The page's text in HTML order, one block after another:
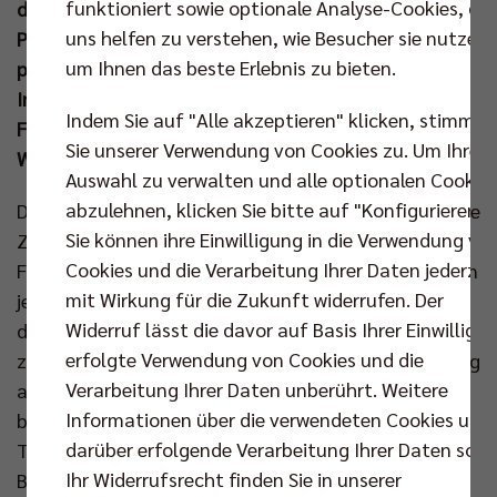
die Hauptstädter und ihre Anhänger vom achten
Pokalsieg am 02. März 2025 gegen die SWD
powervolleys Düren in der SAP Arena träumen.
Informationen zur Fanreise & Tickets im Berliner
Fanblock wird es voraussichtlich noch vor dem
Weihnachtfest geben.
Die BR Volleys ließen früh an diesem Pokalabend keine
Zweifel aufkommen, dass sie mit aller Macht ins
Finale wollten, und warfen sich mit großem Einsatz in
jeden Ball. Joel Banks schickte sein A-Team, zu dem
diesmal Florian Krage anstelle von Matthew Knigge
zählte, auf die Platte und dieses riss das Match zügig
an sich. Nach beherztem Start der Hachinger
besorgte Krage die erste knappe Führung für den
Titelverteidiger (6:5). In der Folge erhöhten die
Berliner erfolgreich den Druck und wandelten die
funktioniert sowie optionale Analyse-Cookies, die
uns helfen zu verstehen, wie Besucher sie nutzen,
um Ihnen das beste Erlebnis zu bieten.
Indem Sie auf "Alle akzeptieren" klicken, stimmen
Sie unserer Verwendung von Cookies zu. Um Ihre
Auswahl zu verwalten und alle optionalen Cookies
abzulehnen, klicken Sie bitte auf "Konfigurieren".
Sie können ihre Einwilligung in die Verwendung
Cookies und die Verarbeitung Ihrer Daten
mit Wirkung für die Zukunft widerrufen. Der
Widerruf lässt die davor auf Basis Ihrer
erfolgte Verwendung von Cookies und die
Verarbeitung Ihrer Daten unberührt. Weitere
Informationen über die verwendeten Cookies und
darüber erfolgende Verarbeitung Ihrer Daten
Ihr Widerrufsrecht finden Sie in unserer